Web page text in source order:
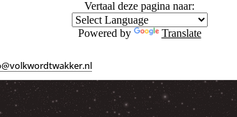
Vertaal deze pagina naar:
Powered by Translate